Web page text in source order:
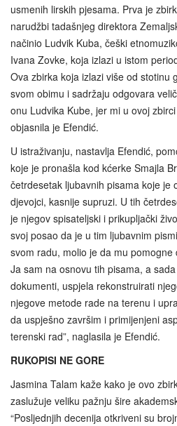
usmenih lirskih pjesama. Prva je
narudžbi tadašnjeg direktora
načinio Ludvik Kuba, češki
Ivana Zovke, koja izlazi u istom
Ova zbirka koja izlazi više od stotinu
svom obimu i sadržaju odgovara
onu Ludvika Kube, jer mi u ovoj
objasnila je Efendić.
U istraživanju, nastavlja Efendić,
koje je pronašla kod kćerke Smajla
četrdesetak ljubavnih pisama koje je
djevojci, kasnije supruzi. U tih
je njegov spisateljski i prikupljački
svoj posao da je u tim ljubavnim
svom radu, molio je da mu
Ja sam na osnovu tih pisama, a
dokumenti, uspjela rekonstruirati
njegove metode rade na terenu i
da uspješno završim i primijenjeni
terenski rad”, naglasila je Efendić.
RUKOPISI NE GORE
Jasmina Talam kaže kako je ovo
zaslužuje veliku pažnju šire
“Posljednjih decenija otkriveni su